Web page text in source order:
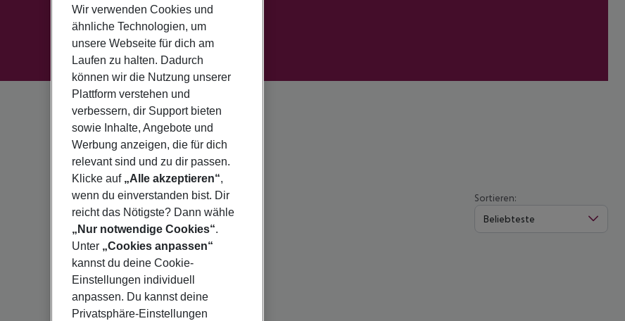
Sortieren:
Beliebteste
Wir verwenden Cookies und
ähnliche Technologien, um
unsere Webseite für dich am
Laufen zu halten. Dadurch
können wir die Nutzung unserer
Plattform verstehen und
verbessern, dir Support bieten
sowie Inhalte, Angebote und
Werbung anzeigen, die für dich
relevant sind und zu dir passen.
Klicke auf „Alle akzeptieren“,
wenn du einverstanden bist. Dir
reicht das Nötigste? Dann wähle
„Nur notwendige Cookies“.
Unter „Cookies anpassen“
kannst du deine Cookie-
Einstellungen individuell
anpassen. Du kannst deine
Privatsphäre-Einstellungen